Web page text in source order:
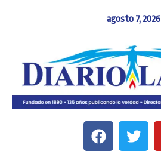
agosto 7, 2026